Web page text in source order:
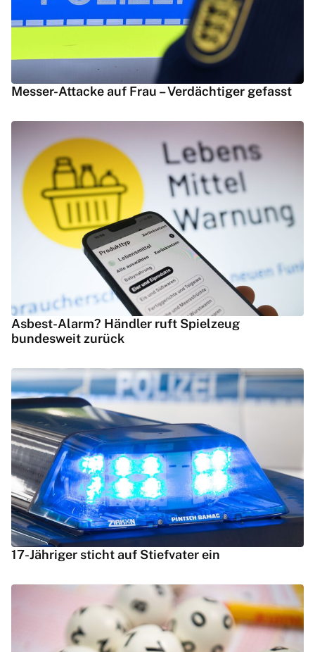
Messer-Attacke auf Frau – Verdächtiger gefasst
Asbest-Alarm? Händler ruft Spielzeug
bundesweit zurück
17-Jähriger sticht auf Stiefvater ein